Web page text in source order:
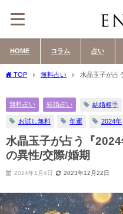
HOME コラム 占い
TOP 無料占い
水晶玉子が占
無料占い 結婚占い 結婚相手
お試し無料 年運 2024年
水晶玉子が占う『
の異性/交際/婚期
2024年1月4日 2023年12月22日